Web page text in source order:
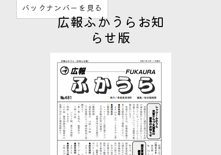
バックナンバーを見る
広報ふかうらお知
らせ版